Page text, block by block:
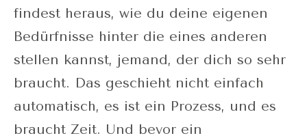
findest heraus, wie du deine eigenen
Bedürfnisse hinter die eines anderen
stellen kannst, jemand, der dich so sehr
braucht. Das geschieht nicht einfach
automatisch, es ist ein Prozess, und es
braucht Zeit. Und bevor ein